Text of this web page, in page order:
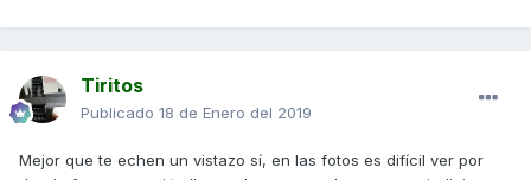
Tiritos
Publicado 18 de Enero del 2019
Mejor que te echen un vistazo sí, en las fotos es difícil ver por